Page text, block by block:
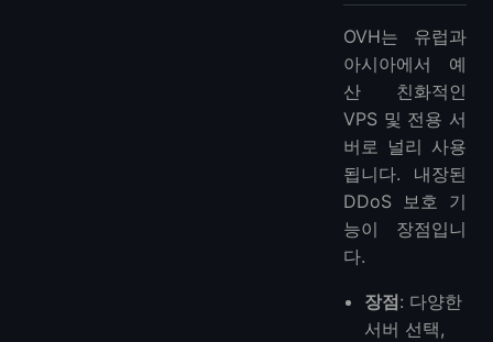
OVH는 유럽과
아시아에서 예
산 친화적인
VPS 및 전용 서
버로 널리 사용
됩니다. 내장된
DDoS 보호 기
능이 장점입니
다.
장점: 다양한
서버 선택,